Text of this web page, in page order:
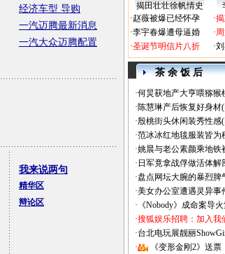
经济车型 导购
一汽迈腾最新消息
一汽大众迈腾配置
我来说两句
精华区
辩论区
揭田壮壮徐帆情史
·赵薇被爆已经怀孕
·李宇春爆遭母逼婚
·圣诞节明信片八折
·
·
·
茶 余 饭 后
·何炅获地产大亨喂猕猴
·陈慧琳产后恢复好身材
·殷桃街头休闲装秀性感
·范冰冰红地毯服装皆为
·姚晨与老公素颜乘地铁
· 日军竟拿战俘做活体解
·盘点网坛大腕的暴烈脾
·美女办公室遭遇灵异事
· 《Nobody》成命案导
·搜狐娱乐招聘：加入我
·台北电玩展靓丽
·
《变形金刚2》送票